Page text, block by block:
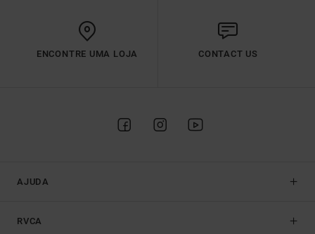
ENCONTRE UMA LOJA CONTACT US
AJUDA
RVCA